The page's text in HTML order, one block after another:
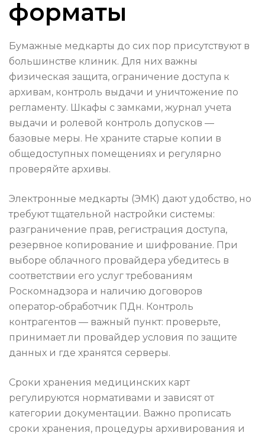
форматы
Бумажные медкарты до сих пор присутствуют в
большинстве клиник. Для них важны
физическая защита, ограничение доступа к
архивам, контроль выдачи и уничтожение по
регламенту. Шкафы с замками, журнал учета
выдачи и ролевой контроль допусков —
базовые меры. Не храните старые копии в
общедоступных помещениях и регулярно
проверяйте архивы.
Электронные медкарты (ЭМК) дают удобство, но
требуют тщательной настройки системы:
разграничение прав, регистрация доступа,
резервное копирование и шифрование. При
выборе облачного провайдера убедитесь в
соответствии его услуг требованиям
Роскомнадзора и наличию договоров
оператор‑обработчик ПДн. Контроль
контрагентов — важный пункт: проверьте,
принимает ли провайдер условия по защите
данных и где хранятся серверы.
Сроки хранения медицинских карт
регулируются нормативами и зависят от
категории документации. Важно прописать
сроки хранения, процедуры архивирования и